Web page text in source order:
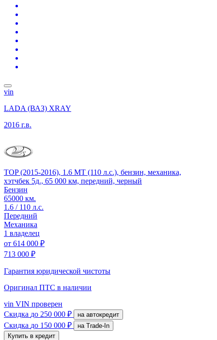
vin
LADA (ВАЗ) XRAY
2016 г.в.
TOP (2015-2016), 1.6 MT (110 л.с.), бензин, механика,
хэтчбек 5д., 65 000 км, передний, черный
Бензин
65000 км.
1.6 / 110 л.с.
Передний
Механика
1 владелец
от 614 000 ₽
713 000 ₽
Гарантия юридической чистоты
Оригинал ПТС в наличии
vin VIN проверен
Скидка до 250 000 ₽ на автокредит
Скидка до 150 000 ₽
на Trade-In
Купить в кредит